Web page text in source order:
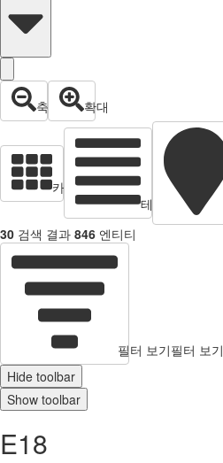
축소 확대
카드 뷰
테이블 보기
30 검색 결과 846 엔티티
필터 보기필터 보기
Hide toolbar
Show toolbar
E18